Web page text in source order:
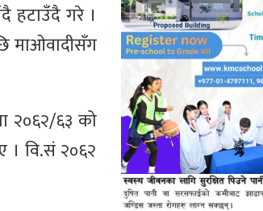
हटाउँदै गरे ।
माओवादीसँग
२०६२/६३ को
वि.सं २०६२